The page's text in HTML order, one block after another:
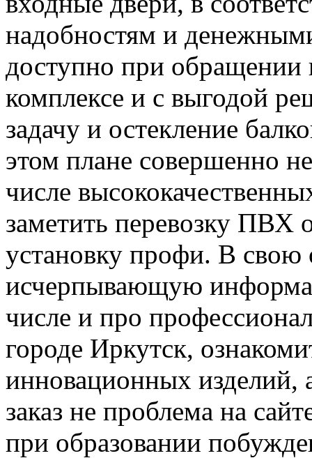
надобностям и
доступно при обращении
комплексе и с выгодой
задачу и остекление
этом плане совершенно
числе
заметить перевозку ПВХ
установку профи. В свою
исчерпывающую
числе и про
городе Иркутск,
инновационных изделий,
заказ не проблема на
при образовании